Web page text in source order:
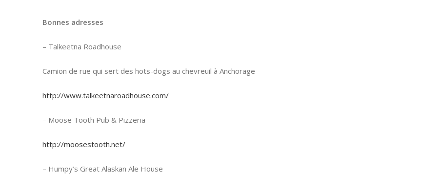
Bonnes adresses
– Talkeetna Roadhouse
Camion de rue qui sert des hots-dogs au chevreuil à Anchorage
http://www.talkeetnaroadhouse.com/
– Moose Tooth Pub & Pizzeria
http://moosestooth.net/
– Humpy’s Great Alaskan Ale House